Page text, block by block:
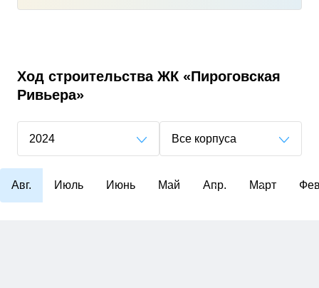
Ход строительства ЖК «Пироговская
Ривьера»
2024 Все корпуса
Авг. Июль Июнь Май Апр. Март